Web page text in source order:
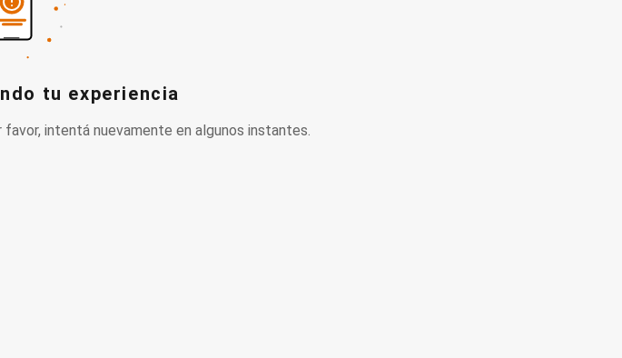
tu experiencia
intentá nuevamente en algunos instantes.